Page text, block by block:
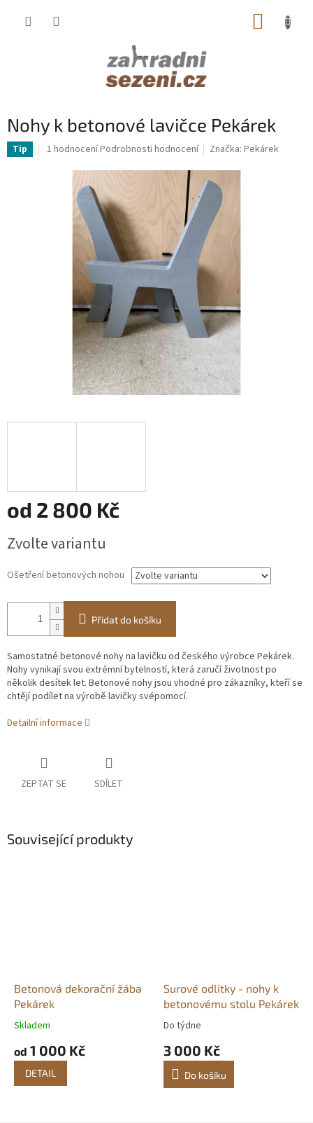
Nohy k betonové lavičce Pekárek
Tip
Průměrné
produktu
hvězdiček.
1 hodnoceníPodrobnosti hodnocení Značka:Pekárek
od 2 800 Kč
cena:
Zvolte variantu
Ošetření betonových nohou
Přidat do košíku
Samostatné betonové nohy na lavičku od českého výrobce Pekárek.
Nohy vynikají svou extrémní bytelností, která zaručí životnost po
několik desítek let. Betonové nohy jsou vhodné pro zákazníky, kteří se
chtějí podílet na výrobě lavičky svépomocí.
Detailní informace
ZEPTAT SE SDÍLET
Související produkty
Betonová dekorační žába
Pekárek
Průměrné
produktu
Skladem
od 1 000 Kč
DETAIL
Surové odlitky - nohy k
betonovému stolu Pekárek
Průměrné
produktu
5,0
Do týdne
3 000 Kč
Do košíku